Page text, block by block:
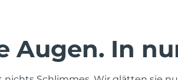
Augen. In